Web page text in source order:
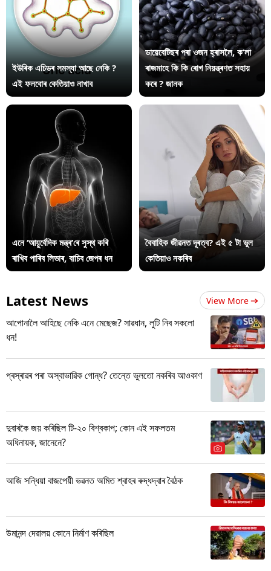
ইউৰিক এচিডৰ সমস্যা আছে নেকি ?
এই ফলবোৰ কেতিয়াও নাখাব
ডায়েবেটিছৰ পৰা ওজন হ্ৰাসলৈ, ক’লা
ৰাজমাহে কি কি ৰোগ নিয়ন্ত্ৰণত সহায়
কৰে ? জানক
এনে ‘আয়ুৰ্বেদিক মন্ত্ৰ’ৰে সুস্থ কৰি
ৰাখিব পাৰিব লিভাৰ, বাচিব জেপৰ ধন
বৈবাহিক জীৱনত দূৰত্ব? এই ৫ টা ভুল
কেতিয়াও নকৰিব
Latest News View More
আপোনালৈ আহিছে নেকি এনে মেছেজ? সাৱধান, লুটি নিব সকলো
ধন!
প্ৰস্ৰাৱৰ পৰা অস্বাভাৱিক গোন্ধ? তেন্তে ভুলতো নকৰিব আওকাণ
দুবাৰকৈ জয় কৰিছিল টি-২০ বিশ্বকাপ; কোন এই সফলতম
অধিনায়ক, জানেনে?
আজি সন্ধিয়া বাজপেয়ী ভৱনত অমিত শ্বাহৰ ৰুদ্ধদ্বাৰ বৈঠক
উমানন্দ দেৱালয় কোনে নিৰ্মাণ কৰিছিল